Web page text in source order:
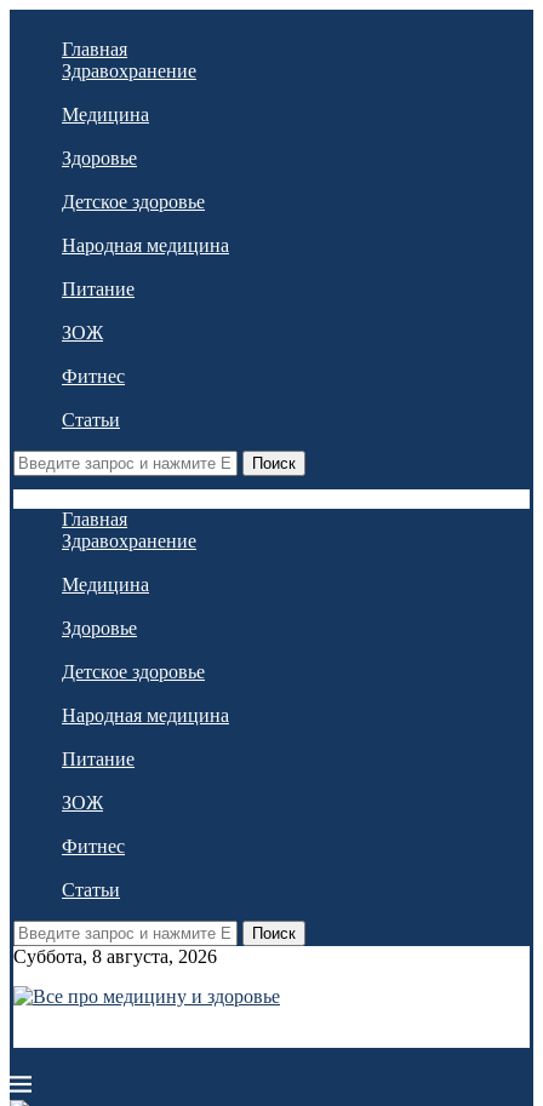
Главная
Здравохранение
Медицина
Здоровье
Детское здоровье
Народная медицина
Питание
ЗОЖ
Фитнес
Статьи
Поиск
Главная
Здравохранение
Медицина
Здоровье
Детское здоровье
Народная медицина
Питание
ЗОЖ
Фитнес
Статьи
Поиск
Суббота, 8 августа, 2026